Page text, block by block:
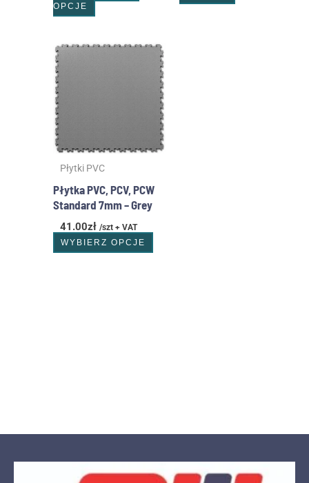
OPCJE
Płytki PVC
Płytka PVC, PCV, PCW
Standard 7mm – Grey
41.00zł /szt + VAT
WYBIERZ OPCJE
Ten
produkt
ma
wiele
wariantów.
Opcje
można
wybrać
stronie